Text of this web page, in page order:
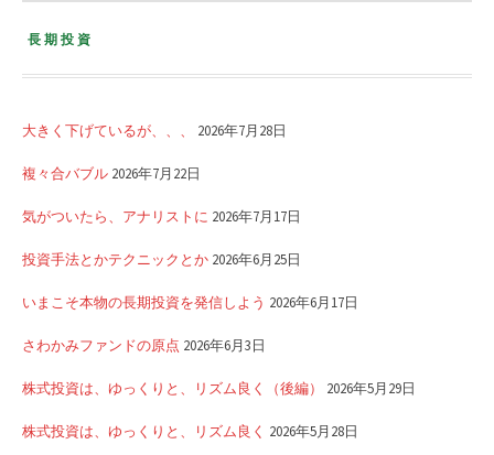
長期投資
大きく下げているが、、、 2026年7月28日
複々合バブル 2026年7月22日
気がついたら、アナリストに 2026年7月17日
投資手法とかテクニックとか 2026年6月25日
いまこそ本物の長期投資を発信しよう 2026年6月17日
さわかみファンドの原点 2026年6月3日
株式投資は、ゆっくりと、リズム良く（後編） 2026年5月29日
株式投資は、ゆっくりと、リズム良く 2026年5月28日